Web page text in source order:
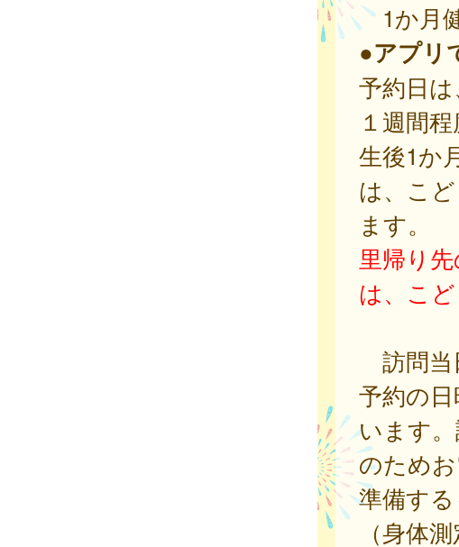
1か月健
●アプリ
予約日
１週間
生後1か
は、こ
ます。
里帰り
は、こ
訪問当
予約の
います
のためお
準備す
（身体